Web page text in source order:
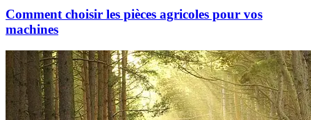
Comment choisir les pièces agricoles pour vos
machines